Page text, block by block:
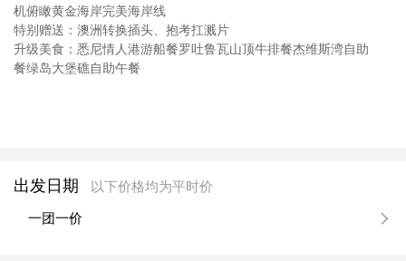
机俯瞰黄金海岸完美海岸线
特别赠送：澳洲转换插头、抱考扛溅片
升级美食：悉尼情人港游船餐罗吐鲁瓦山顶牛排餐杰维斯湾自助
餐绿岛大堡礁自助午餐
出发日期 以下价格均为平时价
一团一价